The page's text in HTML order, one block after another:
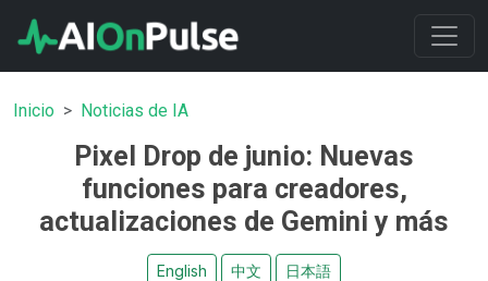
Inicio Noticias de IA
Pixel Drop de junio: Nuevas
funciones para creadores,
actualizaciones de Gemini y más
English 中文 日本語